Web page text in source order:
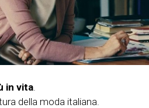
in vita
della moda italiana.